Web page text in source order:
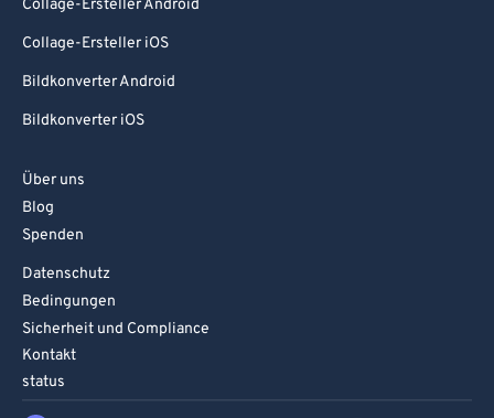
Collage-Ersteller Android
Collage-Ersteller iOS
Bildkonverter Android
Bildkonverter iOS
Über uns
Blog
Spenden
Datenschutz
Bedingungen
Sicherheit und Compliance
Kontakt
status